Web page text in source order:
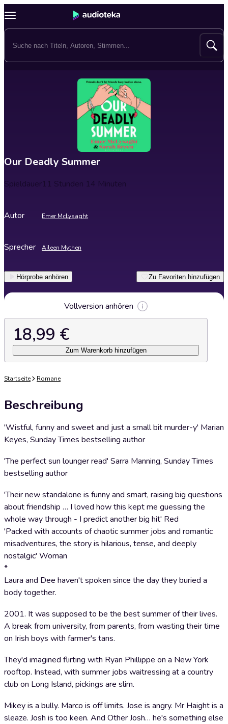
Our Deadly Summer
Spieldauer11 Stunden 14 Minuten
Autor Emer McLysaght
Sprecher Aileen Mythen
Hörprobe anhören Zu Favoriten hinzufügen
Vollversion anhören
18,99 €
Zum Warenkorb hinzufügen
Startseite Romane
Beschreibung
'Wistful, funny and sweet and just a small bit murder-y' Marian
Keyes, Sunday Times bestselling author
'The perfect sun lounger read' Sarra Manning, Sunday Times
bestselling author
'Their new standalone is funny and smart, raising big questions
about friendship … I loved how this kept me guessing the
whole way through - I predict another big hit' Red
'Packed with accounts of chaotic summer jobs and romantic
misadventures, the story is hilarious, tense, and deeply
nostalgic' Woman
*
Laura and Dee haven't spoken since the day they buried a
body together.
2001. It was supposed to be the best summer of their lives.
A break from university, from parents, from wasting their time
on Irish boys with farmer's tans.
They'd imagined flirting with Ryan Phillippe on a New York
rooftop. Instead, with summer jobs waitressing at a country
club on Long Island, pickings are slim.
Mikey is a bully. Marco is off limits. Jose is angry. Mr Haight is a
sleaze. Josh is too keen. And Other Josh… he's something else